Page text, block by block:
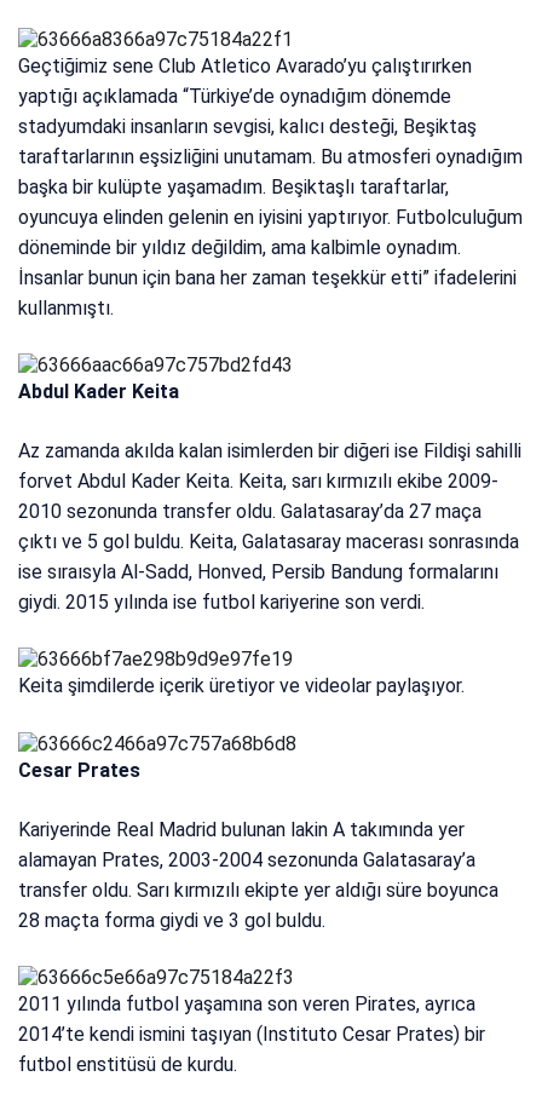
Geçtiğimiz sene Club Atletico Avarado’yu çalıştırırken
yaptığı açıklamada “Türkiye’de oynadığım dönemde
stadyumdaki insanların sevgisi, kalıcı desteği, Beşiktaş
taraftarlarının eşsizliğini unutamam. Bu atmosferi oynadığım
başka bir kulüpte yaşamadım. Beşiktaşlı taraftarlar,
oyuncuya elinden gelenin en iyisini yaptırıyor. Futbolculuğum
döneminde bir yıldız değildim, ama kalbimle oynadım.
İnsanlar bunun için bana her zaman teşekkür etti” ifadelerini
kullanmıştı.
Abdul Kader Keita
Az zamanda akılda kalan isimlerden bir diğeri ise Fildişi sahilli
forvet Abdul Kader Keita. Keita, sarı kırmızılı ekibe 2009-
2010 sezonunda transfer oldu. Galatasaray’da 27 maça
çıktı ve 5 gol buldu. Keita, Galatasaray macerası sonrasında
ise sıraısyla Al-Sadd, Honved, Persib Bandung formalarını
giydi. 2015 yılında ise futbol kariyerine son verdi.
Keita şimdilerde içerik üretiyor ve videolar paylaşıyor.
Cesar Prates
Kariyerinde Real Madrid bulunan lakin A takımında yer
alamayan Prates, 2003-2004 sezonunda Galatasaray’a
transfer oldu. Sarı kırmızılı ekipte yer aldığı süre boyunca
28 maçta forma giydi ve 3 gol buldu.
2011 yılında futbol yaşamına son veren Pirates, ayrıca
2014’te kendi ismini taşıyan (Instituto Cesar Prates) bir
futbol enstitüsü de kurdu.